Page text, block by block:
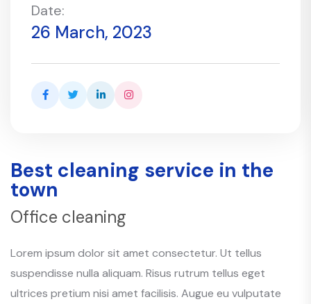
Date:
26 March, 2023
Best cleaning service in the
town
Office cleaning
Lorem ipsum dolor sit amet consectetur. Ut tellus
suspendisse nulla aliquam. Risus rutrum tellus eget
ultrices pretium nisi amet facilisis. Augue eu vulputate